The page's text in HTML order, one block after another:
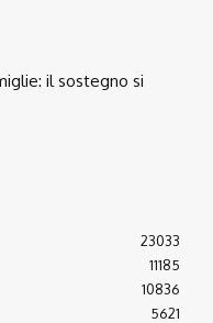
il sostegno si
23033
11185
10836
5621